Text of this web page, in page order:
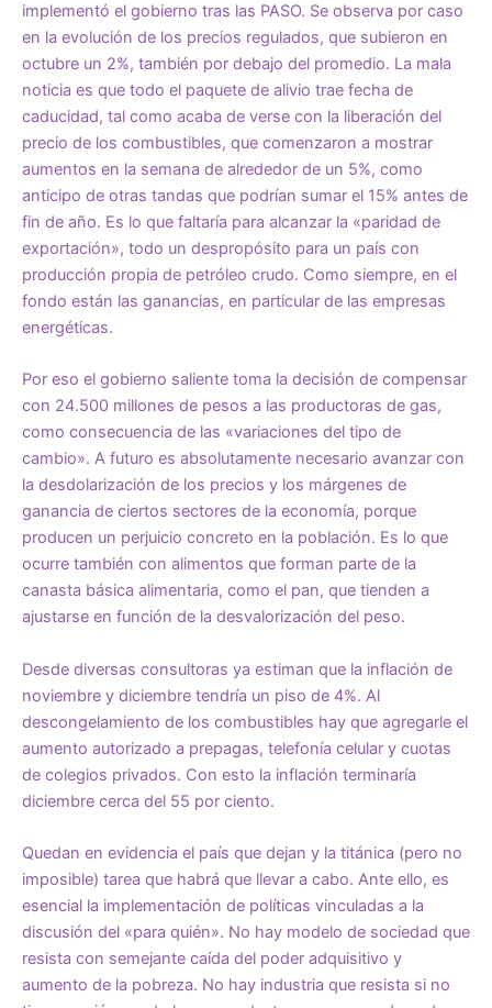
implementó el gobierno tras las PASO. Se observa por caso
en la evolución de los precios regulados, que subieron en
octubre un 2%, también por debajo del promedio. La mala
noticia es que todo el paquete de alivio trae fecha de
caducidad, tal como acaba de verse con la liberación del
precio de los combustibles, que comenzaron a mostrar
aumentos en la semana de alrededor de un 5%, como
anticipo de otras tandas que podrían sumar el 15% antes de
fin de año. Es lo que faltaría para alcanzar la «paridad de
exportación», todo un despropósito para un país con
producción propia de petróleo crudo. Como siempre, en el
fondo están las ganancias, en particular de las empresas
energéticas.
Por eso el gobierno saliente toma la decisión de compensar
con 24.500 millones de pesos a las productoras de gas,
como consecuencia de las «variaciones del tipo de
cambio». A futuro es absolutamente necesario avanzar con
la desdolarización de los precios y los márgenes de
ganancia de ciertos sectores de la economía, porque
producen un perjuicio concreto en la población. Es lo que
ocurre también con alimentos que forman parte de la
canasta básica alimentaria, como el pan, que tienden a
ajustarse en función de la desvalorización del peso.
Desde diversas consultoras ya estiman que la inflación de
noviembre y diciembre tendría un piso de 4%. Al
descongelamiento de los combustibles hay que agregarle el
aumento autorizado a prepagas, telefonía celular y cuotas
de colegios privados. Con esto la inflación terminaría
diciembre cerca del 55 por ciento.
Quedan en evidencia el país que dejan y la titánica (pero no
imposible) tarea que habrá que llevar a cabo. Ante ello, es
esencial la implementación de políticas vinculadas a la
discusión del «para quién». No hay modelo de sociedad que
resista con semejante caída del poder adquisitivo y
aumento de la pobreza. No hay industria que resista si no